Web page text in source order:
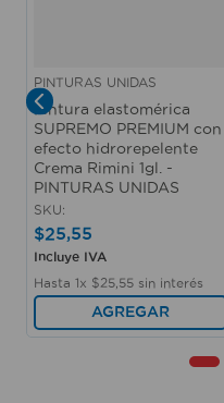
PINTURAS UNIDAS
Pintura elastomérica
SUPREMO PREMIUM con
efecto hidrorepelente
Crema Rimini 1gl. -
PINTURAS UNIDAS
SKU:
$25,55
Incluye IVA
Hasta 1x $25 55 sin interés
AGREGAR